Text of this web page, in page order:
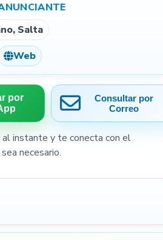
Salta
Web
por
Consultar por
Correo
instante y te conecta con el
necesario.